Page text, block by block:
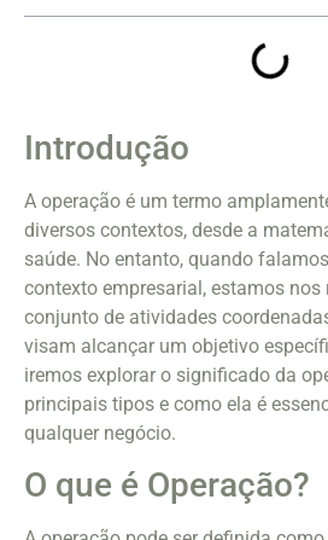
Introdução
A operação é um termo
diversos contextos, desde a
saúde. No entanto, quando
contexto empresarial, estamos nos
conjunto de atividades
visam alcançar um objetivo
iremos explorar o significado da
principais tipos e como ela é
qualquer negócio.
O que é Operação?